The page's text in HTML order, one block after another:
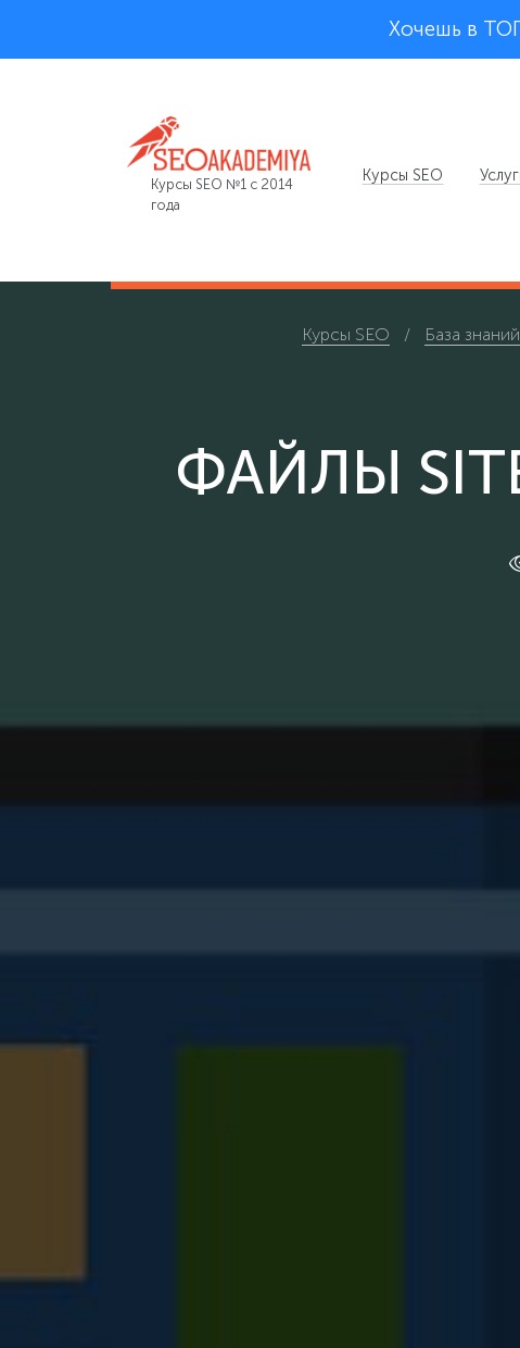
Хочешь в
Курсы SEO №1 с 2014
года
Курсы SEO
Курсы SEO База знаний
ФАЙЛЫ